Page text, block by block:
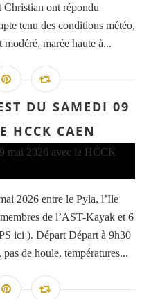
Christian ont répondu
tenu des conditions météo,
marée haute à...
DU SAMEDI 09
HCCK CAEN
2026 entre le Pyla, l’Ile
de l’AST-Kayak et 6
ici ). Départ Départ à 9h30
de houle, températures...